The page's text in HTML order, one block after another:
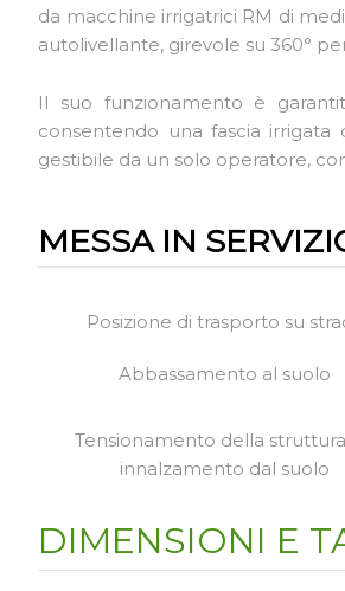
da macchine irrigatrici RM di
autolivellante, girevole su 360°
Il suo funzionamento è
consentendo una fascia
gestibile da un solo operatore,
MESSA IN
Posizione di trasporto su
Abbassamento al suolo
Tensionamento della
innalzamento dal suolo
DIMENSIONI E